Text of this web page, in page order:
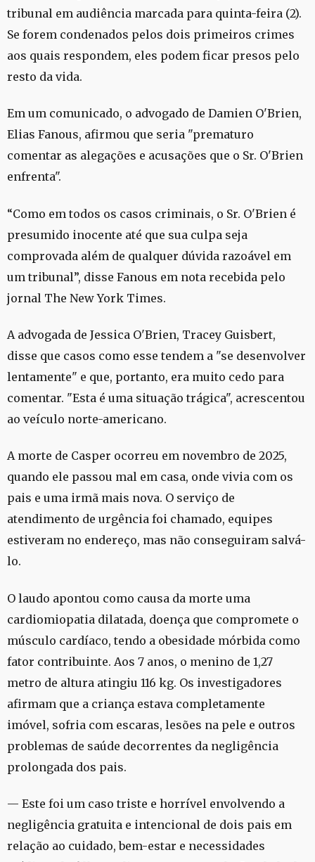
tribunal em audiência marcada para quinta-feira (2).
Se forem condenados pelos dois primeiros crimes
aos quais respondem, eles podem ficar presos pelo
resto da vida.
Em um comunicado, o advogado de Damien O'Brien,
Elias Fanous, afirmou que seria "prematuro
comentar as alegações e acusações que o Sr. O'Brien
enfrenta".
“Como em todos os casos criminais, o Sr. O'Brien é
presumido inocente até que sua culpa seja
comprovada além de qualquer dúvida razoável em
um tribunal”, disse Fanous em nota recebida pelo
jornal The New York Times.
A advogada de Jessica O'Brien, Tracey Guisbert,
disse que casos como esse tendem a "se desenvolver
lentamente" e que, portanto, era muito cedo para
comentar. "Esta é uma situação trágica", acrescentou
ao veículo norte-americano.
A morte de Casper ocorreu em novembro de 2025,
quando ele passou mal em casa, onde vivia com os
pais e uma irmã mais nova. O serviço de
atendimento de urgência foi chamado, equipes
estiveram no endereço, mas não conseguiram salvá-
lo.
O laudo apontou como causa da morte uma
cardiomiopatia dilatada, doença que compromete o
músculo cardíaco, tendo a obesidade mórbida como
fator contribuinte. Aos 7 anos, o menino de 1,27
metro de altura atingiu 116 kg. Os investigadores
afirmam que a criança estava completamente
imóvel, sofria com escaras, lesões na pele e outros
problemas de saúde decorrentes da negligência
prolongada dos pais.
— Este foi um caso triste e horrível envolvendo a
negligência gratuita e intencional de dois pais em
relação ao cuidado, bem-estar e necessidades